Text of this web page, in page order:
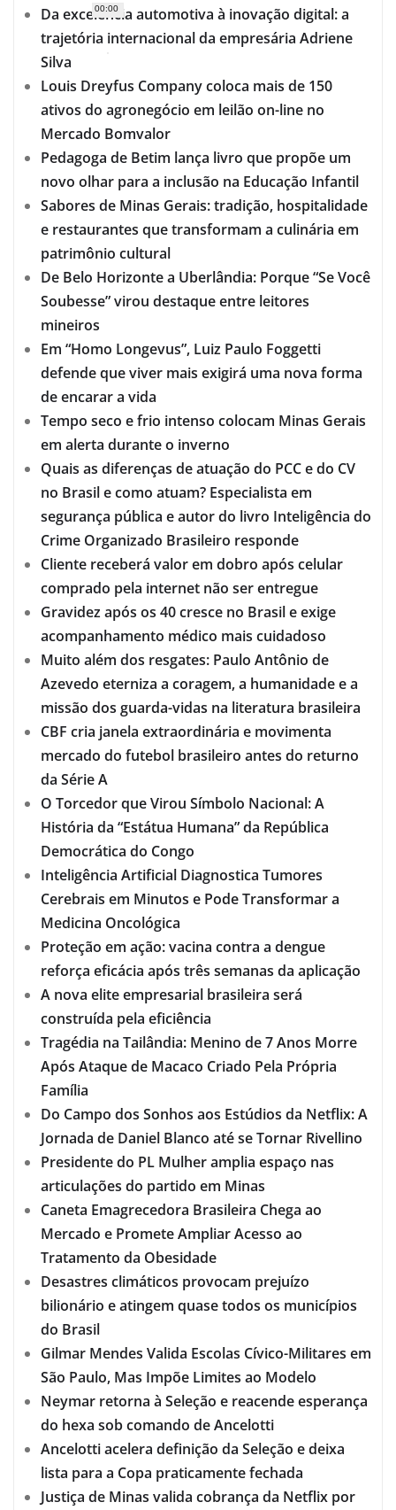
00:00
Da excelência automotiva à inovação digital: a
trajetória internacional da empresária Adriene
Silva
Louis Dreyfus Company coloca mais de 150
ativos do agronegócio em leilão on-line no
Mercado Bomvalor
Pedagoga de Betim lança livro que propõe um
novo olhar para a inclusão na Educação Infantil
Sabores de Minas Gerais: tradição, hospitalidade
e restaurantes que transformam a culinária em
patrimônio cultural
De Belo Horizonte a Uberlândia: Porque “Se Você
Soubesse” virou destaque entre leitores
mineiros
Em “Homo Longevus”, Luiz Paulo Foggetti
defende que viver mais exigirá uma nova forma
de encarar a vida
Tempo seco e frio intenso colocam Minas Gerais
em alerta durante o inverno
Quais as diferenças de atuação do PCC e do CV
no Brasil e como atuam? Especialista em
segurança pública e autor do livro Inteligência do
Crime Organizado Brasileiro responde
Cliente receberá valor em dobro após celular
comprado pela internet não ser entregue
Gravidez após os 40 cresce no Brasil e exige
acompanhamento médico mais cuidadoso
Muito além dos resgates: Paulo Antônio de
Azevedo eterniza a coragem, a humanidade e a
missão dos guarda-vidas na literatura brasileira
CBF cria janela extraordinária e movimenta
mercado do futebol brasileiro antes do returno
da Série A
O Torcedor que Virou Símbolo Nacional: A
História da “Estátua Humana” da República
Democrática do Congo
Inteligência Artificial Diagnostica Tumores
Cerebrais em Minutos e Pode Transformar a
Medicina Oncológica
Proteção em ação: vacina contra a dengue
reforça eficácia após três semanas da aplicação
A nova elite empresarial brasileira será
construída pela eficiência
Tragédia na Tailândia: Menino de 7 Anos Morre
Após Ataque de Macaco Criado Pela Própria
Família
Do Campo dos Sonhos aos Estúdios da Netflix: A
Jornada de Daniel Blanco até se Tornar Rivellino
Presidente do PL Mulher amplia espaço nas
articulações do partido em Minas
Caneta Emagrecedora Brasileira Chega ao
Mercado e Promete Ampliar Acesso ao
Tratamento da Obesidade
Desastres climáticos provocam prejuízo
bilionário e atingem quase todos os municípios
do Brasil
Gilmar Mendes Valida Escolas Cívico-Militares em
São Paulo, Mas Impõe Limites ao Modelo
Neymar retorna à Seleção e reacende esperança
do hexa sob comando de Ancelotti
Ancelotti acelera definição da Seleção e deixa
lista para a Copa praticamente fechada
Justiça de Minas valida cobrança da Netflix por